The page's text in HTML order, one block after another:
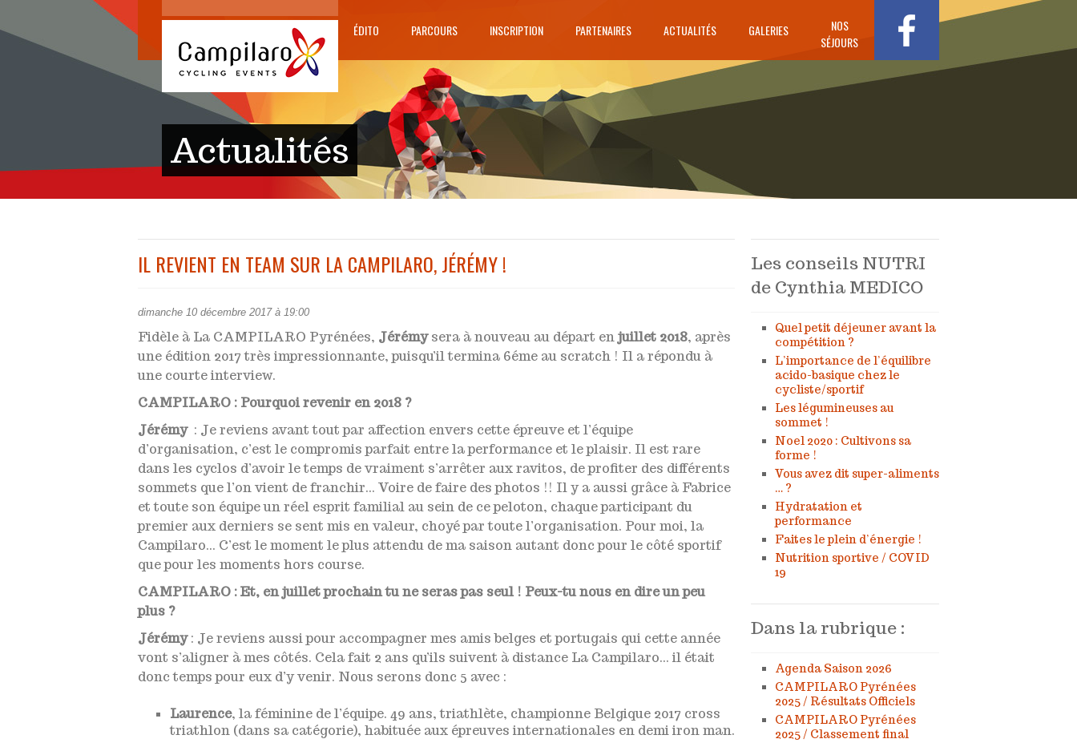
ÉDITO PARCOURS INSCRIPTION PARTENAIRES ACTUALITÉS GALERIES
NOS
SÉJOURS
Actualités
IL REVIENT EN TEAM SUR LA CAMPILARO, JÉRÉMY !
dimanche 10 décembre 2017 à 19:00
Fidèle à La CAMPILARO Pyrénées, Jérémysera à nouveau au départ enjuillet 2018, après
une édition 2017 très impressionnante, puisqu’il termina 6éme au scratch ! Il a répondu à
une courte interview.
CAMPILARO : Pourquoi revenir en 2018 ?
Jérémy : Je reviens avant tout par affection envers cette épreuve et l’équipe
d’organisation, c’est le compromis parfait entre la performance et le plaisir. Il est rare
dans les cyclos d’avoir le temps de vraiment s’arrêter aux ravitos, de profiter des différents
sommets que l’on vient de franchir… Voire de faire des photos !! Il y a aussi grâce à Fabrice
et toute son équipe un réel esprit familial au sein de ce peloton, chaque participant du
premier aux derniers se sent mis en valeur, choyé par toute l’organisation. Pour moi, la
Campilaro… C’est le moment le plus attendu de ma saison autant donc pour le côté sportif
que pour les moments hors course.
CAMPILARO : Et, en juillet prochain tu ne seras pas seul ! Peux-tu nous en dire un peu
plus ?
Jérémy: Je reviens aussi pour accompagner mes amis belges et portugais qui cette année
vont s’aligner à mes côtés. Cela fait 2 ans qu’ils suivent à distance La Campilaro… il était
donc temps pour eux d’y venir. Nous serons donc 5 avec :
Laurence, la féminine de l’équipe. 49 ans, triathlète, championne Belgique 2017 cross
triathlon (dans sa catégorie), habituée aux épreuves internationales en demi iron man.
Les conseils NUTRI
de Cynthia MEDICO
Quel petit déjeuner avant la
compétition ?
L’importance de l’équilibre
acido-basique chez le
cycliste/sportif
Les légumineuses au
sommet !
Noel 2020 : Cultivons sa
forme !
Vous avez dit super-aliments
… ?
Hydratation et
performance
Faites le plein d’énergie !
Nutrition sportive / COVID
19
Dans la rubrique :
Agenda Saison 2026
CAMPILARO Pyrénées
2025 / Résultats Officiels
CAMPILARO Pyrénées
2025 / Classement final